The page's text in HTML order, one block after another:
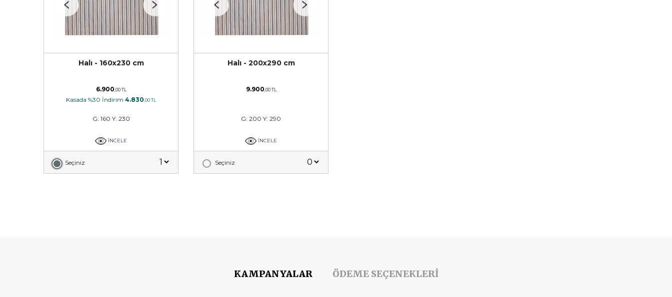
Halı - 160x230 cm
6.900 ,00 TL
Kasada %30 İndirim 4.830 ,00 TL
G: 160 Y: 230
İNCELE
Seçiniz
Halı - 200x290 cm
9.900 ,00 TL
G: 200 Y: 290
İNCELE
Seçiniz
KAMPANYALAR ÖDEME SEÇENEKLERİ